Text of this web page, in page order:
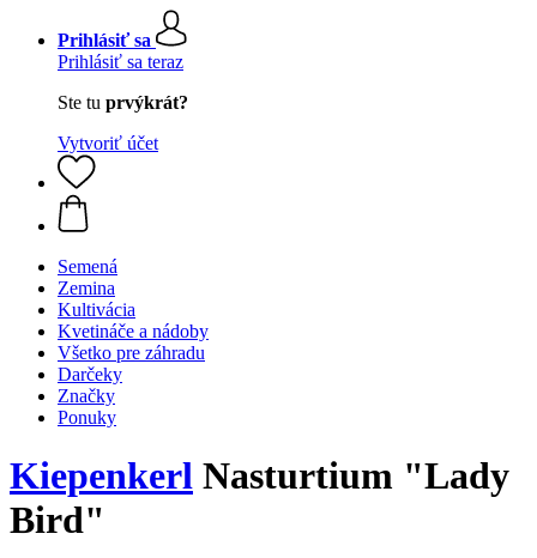
Prihlásiť sa
Prihlásiť sa teraz
Ste tu prvýkrát?
Vytvoriť účet
Semená
Zemina
Kultivácia
Kvetináče a nádoby
Všetko pre záhradu
Darčeky
Značky
Ponuky
Kiepenkerl Nasturtium "Lady
Bird"